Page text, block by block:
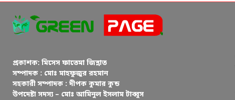
প্রকাশক: মিসেস ফাতেমা জিন্নাত
সম্পাদক : মোঃ মাহফুজুর রহমান
সহকারী সম্পাদক : দীপক কুমার কুন্ড
উপদেষ্টা সদস্য – মোঃ আমিনুল ইসলাম টাব্বুস